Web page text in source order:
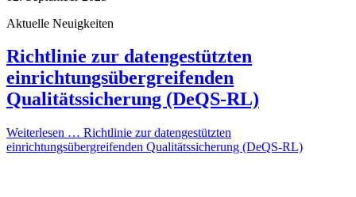
Aktuelle Neuigkeiten
Richtlinie zur datengestützten
einrichtungsübergreifenden
Qualitätssicherung (DeQS-RL)
Weiterlesen … Richtlinie zur datengestützten
einrichtungsübergreifenden Qualitätssicherung (DeQS-RL)